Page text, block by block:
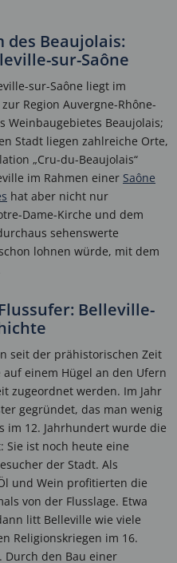
des Beaujolais:
sur-Saône
sur-Saône liegt im
Region Auvergne-Rhône-
Weinbaugebietes Beaujolais;
Stadt liegen zahlreiche Orte,
„Cru-du-Beaujolais“
im Rahmen einer Saône
hat aber nicht nur
Dame-Kirche und dem
sehenswerte
lohnen würde, mit dem
Belleville-
seit der prähistorischen Zeit
einem Hügel an den Ufern
zugeordnet werden. Im Jahr
gegründet, das man wenig
im 12. Jahrhundert wurde die
Sie ist noch heute eine
der Stadt. Als
und Wein profitierten die
von der Flusslage. Etwa
litt Belleville wie viele
Religionskriegen im 16.
Durch den Bau einer